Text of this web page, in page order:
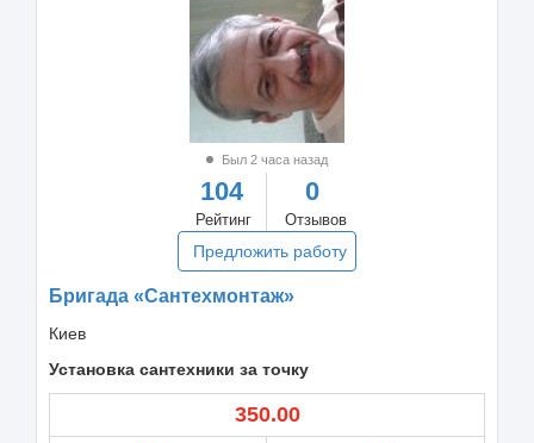
Был 2 часа назад
104
Рейтинг
0
Отзывов
Предложить работу
Бригада «Сантехмонтаж»
Киев
Установка сантехники за точку
350.00